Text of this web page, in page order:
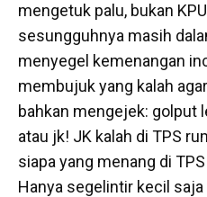
mengetuk palu, bukan
sesungguhnya masih
menyegel kemenangan
membujuk yang kalah
bahkan mengejek: golput
atau jk! JK kalah di TPS
siapa yang menang di
Hanya segelintir kecil